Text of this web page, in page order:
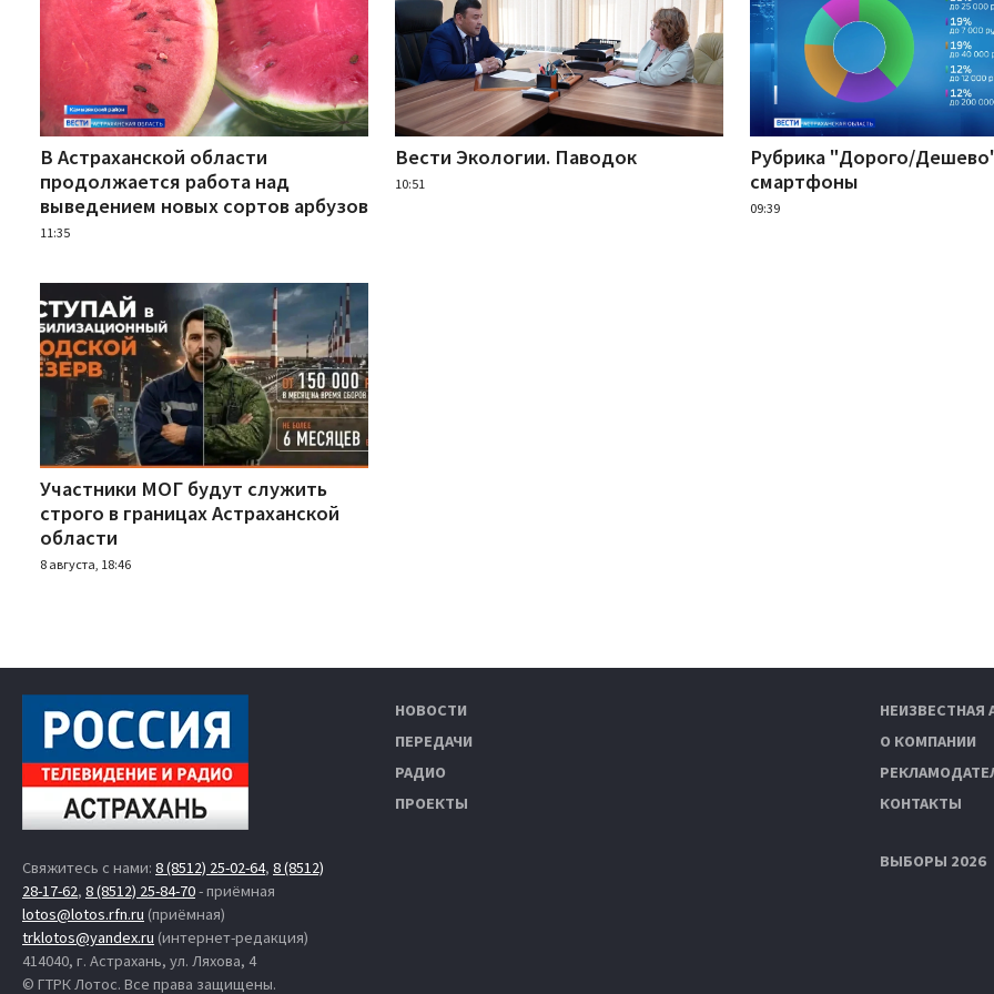
В Астраханской области
продолжается работа над
выведением новых сортов арбузов
11:35
Вести Экологии. Паводок
10:51
Рубрика "Дорого/
смартфоны
09:39
Участники МОГ будут служить
строго в границах Астраханской
области
8 августа, 18:46
Свяжитесь с нами: 8 (8512) 25-02-64, 8 (8512)
28-17-62, 8 (8512) 25-84-70- приёмная
lotos@lotos.rfn.ru (приёмная)
trklotos@yandex.ru (интернет-редакция)
414040, г. Астрахань, ул. Ляхова, 4
© ГТРК Лотос. Все права защищены.
НОВОСТИ
ПЕРЕДАЧИ
РАДИО
ПРОЕКТЫ
НЕИЗВЕСТНАЯ
О КОМПАНИИ
КОНТАКТЫ
ВЫБОРЫ 2026